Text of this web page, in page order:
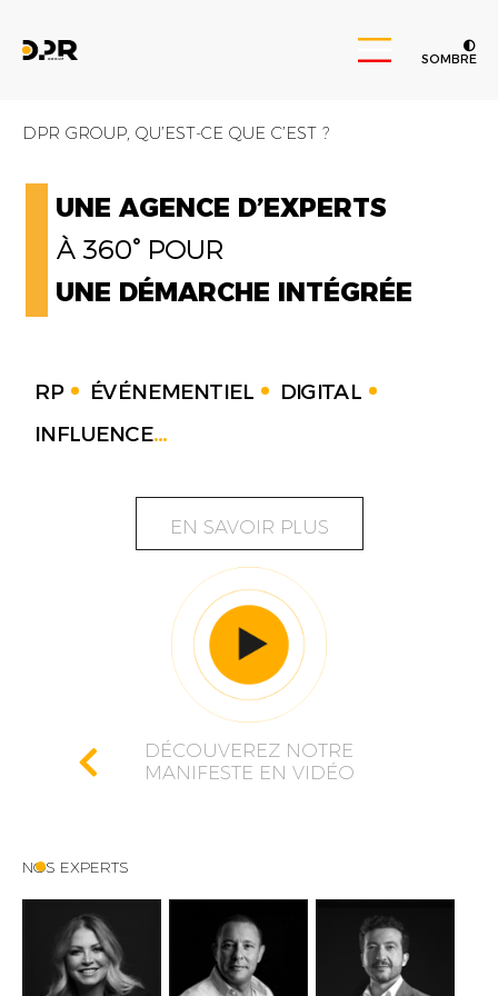
SOMBRE
DPR GROUP, QU’EST-CE QUE C’EST ?
UNE AGENCE D’EXPERTS
À 360° POUR
UNE DÉMARCHE INTÉGRÉE
RP ÉVÉNEMENTIEL
DIGITAL
INFLUENCE...
EN SAVOIR PLUS
DÉCOUVEREZ NOTRE
MANIFESTE EN VIDÉO
NOS EXPERTS